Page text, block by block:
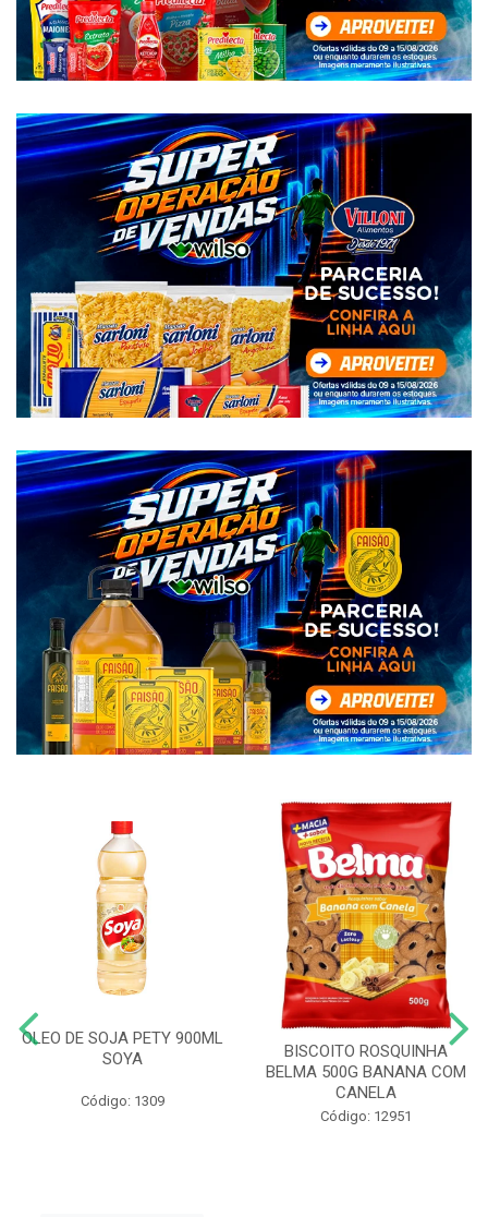
OLEO DE SOJA PETY 900ML
SOYA
Código: 1309
BISCOITO ROSQUINHA
BELMA 500G BANANA COM
CANELA
Código: 12951